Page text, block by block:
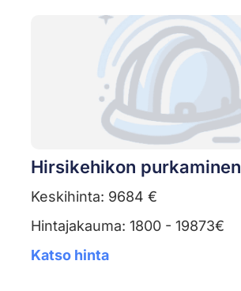
Hirsikehikon purkaminen
Keskihinta: 9684 €
Hintajakauma: 1800 - 19873€
Katso hinta